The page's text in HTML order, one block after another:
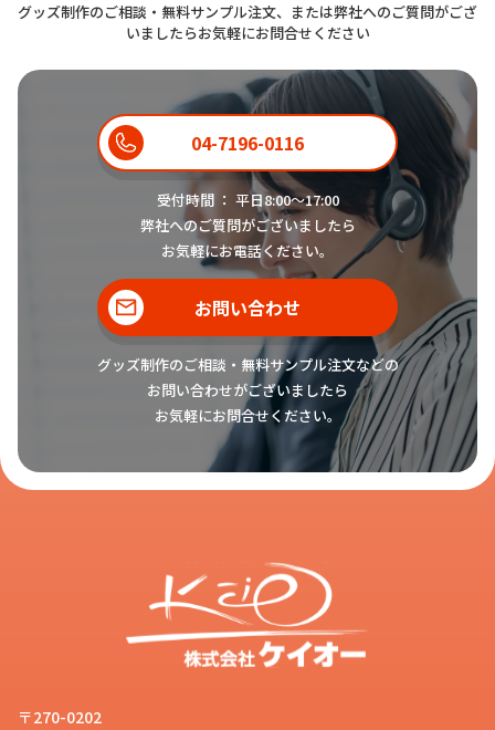
グッズ制作のご相談・無料サンプル注文、または弊社へのご質問がござ
いましたらお気軽にお問合せください
04-7196-0116
受付時間 ： 平日8:00〜17:00
弊社へのご質問がございましたら
お気軽にお電話ください。
お問い合わせ
グッズ制作のご相談・無料サンプル注文などの
お問い合わせがございましたら
お気軽にお問合せください。
〒270-0202